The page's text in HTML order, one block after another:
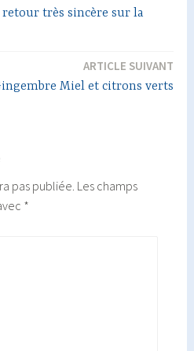
très sincère sur la
ARTICLE SUIVANT
Miel et citrons verts
pas publiée. Les champs
*